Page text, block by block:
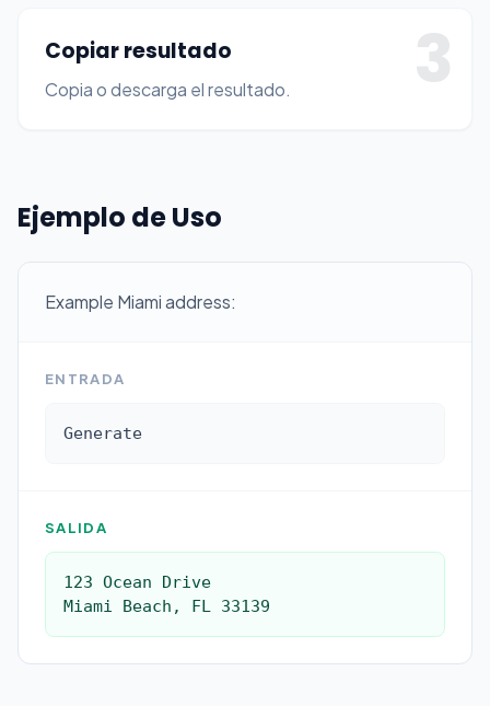
3
Copiar resultado
Copia o descarga el resultado.
Ejemplo de Uso
Example Miami address:
ENTRADA
Generate
SALIDA
123 Ocean Drive
Miami Beach, FL 33139